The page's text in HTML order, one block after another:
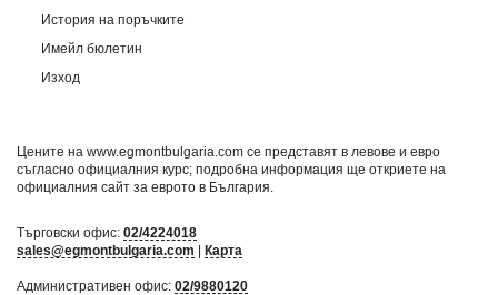
История на поръчките
Имейл бюлетин
Изход
Цените на www.egmontbulgaria.com се представят в левове и евро
съгласно официалния курс; подробна информация ще откриете на
официалния сайт за еврото в България
Търговски офис: 02/4224018
sales@egmontbulgaria.com
Карта
Административен офис: 02/9880120